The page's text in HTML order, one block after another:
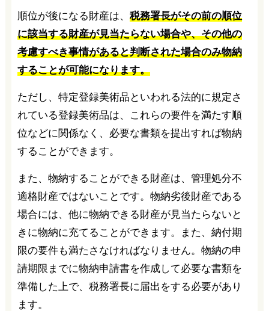
順位が後になる財産は、 税務署長がその前の順位
に該当する財産が見当たらない場合や、その他の
考慮すべき事情があると判断された場合のみ物納
することが可能になります。
ただし、特定登録美術品といわれる法的に規定さ
れている登録美術品は、これらの要件を満たす順
位などに関係なく、必要な書類を提出すれば物納
することができます。
また、物納することができる財産は、管理処分不
適格財産ではないことです。物納劣後財産である
場合には、他に物納できる財産が見当たらないと
きに物納に充てることができます。また、納付期
限の要件も満たさなければなりません。物納の申
請期限までに物納申請書を作成して必要な書類を
準備した上で、税務署長に届出をする必要があり
ます。